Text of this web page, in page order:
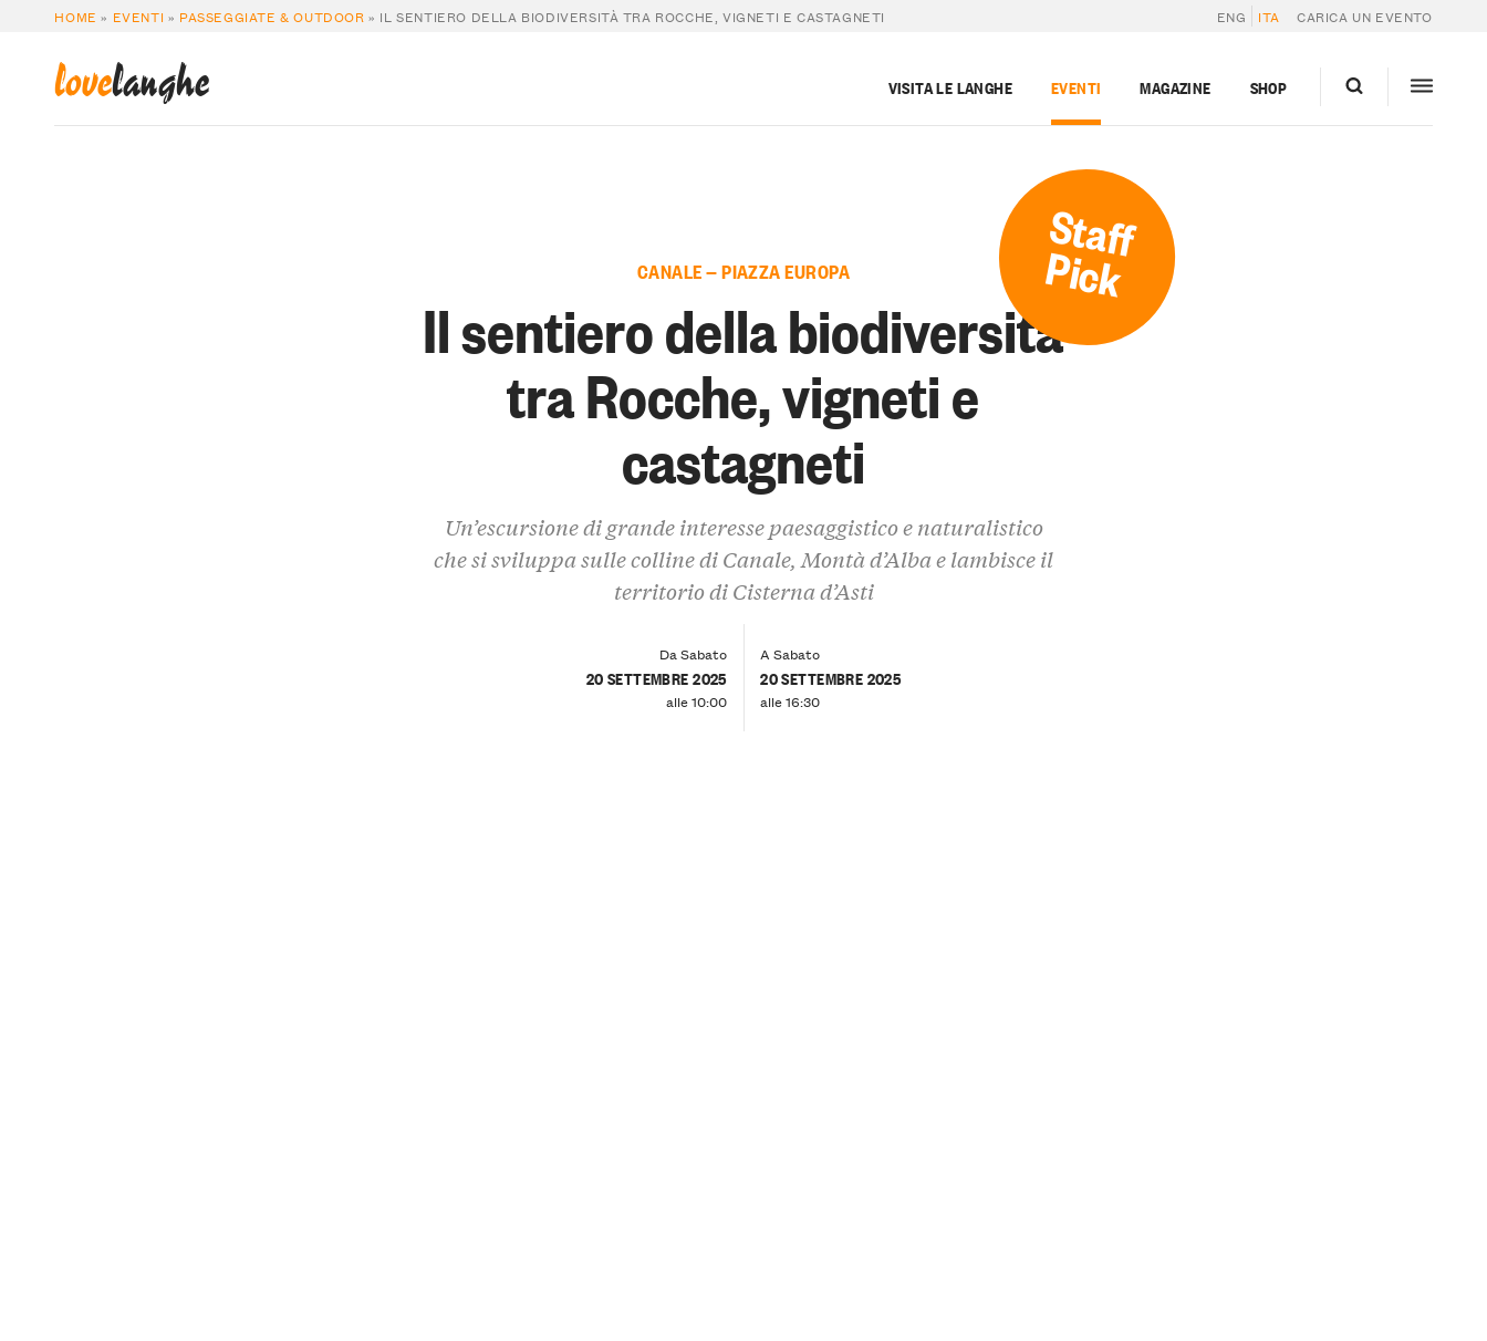
HOME » EVENTI » PASSEGGIATE & OUTDOOR » IL SENTIERO DELLA BIODIVERSITÀ TRA ROCCHE, VIGNETI E CASTAGNETI ENG ITA CARICA UN EVENTO
lovelanghe VISITA LE LANGHE EVENTI MAGAZINE SHOP
Staff
Pick
CANALE — PIAZZA EUROPA
Il sentiero della biodiversità
tra Rocche, vigneti e
castagneti
Un’escursione di grande interesse paesaggistico e naturalistico
che si sviluppa sulle colline di Canale, Montà d’Alba e lambisce il
territorio di Cisterna d’Asti
Da Sabato
20 SETTEMBRE 2025
alle 10:00
A Sabato
20 SETTEMBRE 2025
alle 16:30